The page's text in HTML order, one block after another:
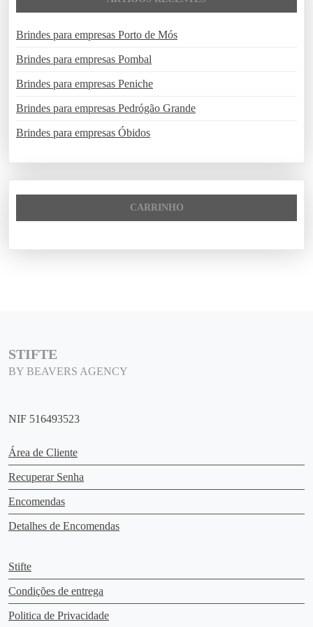
Brindes para empresas Porto de Mós
Brindes para empresas Pombal
Brindes para empresas Peniche
Brindes para empresas Pedrógão Grande
Brindes para empresas Óbidos
CARRINHO
STIFTE
BY BEAVERS AGENCY
NIF 516493523
Área de Cliente
Recuperar Senha
Encomendas
Detalhes de Encomendas
Stifte
Condições de entrega
Politica de Privacidade